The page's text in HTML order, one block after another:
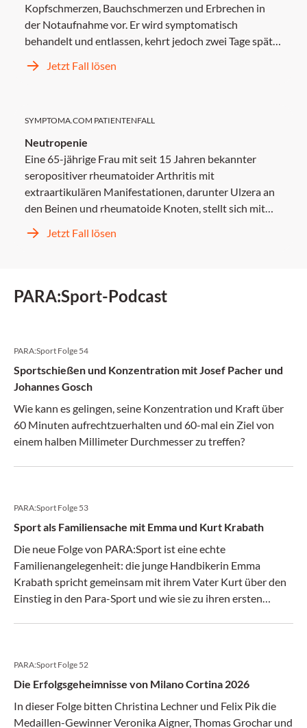
Kopfschmerzen, Bauchschmerzen und Erbrechen in
der Notaufnahme vor. Er wird symptomatisch
behandelt und entlassen, kehrt jedoch zwei Tage später
progredientem Fieber zurück.
Jetzt Fall lösen
SYMPTOMA.COM PATIENTENFALL
Neutropenie
Eine 65-jährige Frau mit seit 15 Jahren bekannter
seropositiver rheumatoider Arthritis mit
extraartikulären Manifestationen, darunter Ulzera an
den Beinen und rheumatoide Knoten, stellt sich mit
pulmonalen Infektionen vor.
Jetzt Fall lösen
PARA:Sport-Podcast
PARA:Sport Folge 54
Sportschießen und Konzentration mit Josef Pacher und
Johannes Gosch
Wie kann es gelingen, seine Konzentration und Kraft über
60 Minuten aufrechtzuerhalten und 60-mal ein Ziel von
einem halben Millimeter Durchmesser zu treffen?
PARA:Sport Folge 53
Sport als Familiensache mit Emma und Kurt Krabath
Die neue Folge von PARA:Sport ist eine echte
Familienangelegenheit: die junge Handbikerin Emma
Krabath spricht gemeinsam mit ihrem Vater Kurt über den
Einstieg in den Para-Sport und wie sie zu ihren ersten
PARA:Sport Folge 52
Die Erfolgsgeheimnisse von Milano Cortina 2026
In dieser Folge bitten Christina Lechner und Felix Pik die
Medaillen-Gewinner Veronika Aigner, Thomas Grochar und